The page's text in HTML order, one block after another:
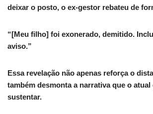
deixar o posto, o ex-gestor rebateu de
“[Meu filho] foi exonerado, demitido.
aviso.”
Essa revelação não apenas reforça o
também desmonta a narrativa que o
sustentar.